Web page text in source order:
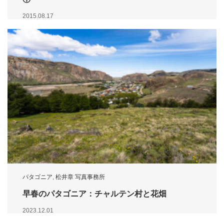
2015.08.17
パタゴニア, 松井章 写真事務所
早春のパタゴニア：チャルテン村と花畑
2023.12.01